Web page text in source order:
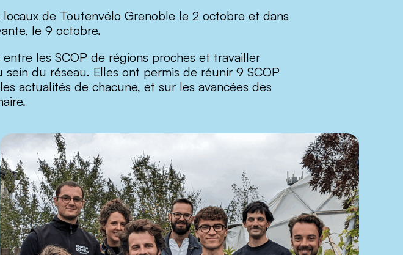
de Toutenvélo Grenoble le 2 octobre et dans
le 9 octobre.
les SCOP de régions proches et travailler
du réseau. Elles ont permis de réunir 9 SCOP
actualités de chacune, et sur les avancées des